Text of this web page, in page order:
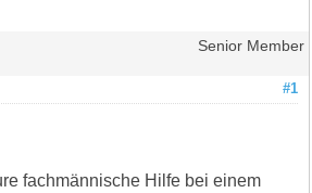
Senior Member
#1
fachmännische Hilfe bei einem